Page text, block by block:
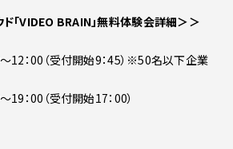
「VIDEO BRAIN」無料体験会詳細＞＞
12：00（受付開始9：45）※50名以下企業
19：00（受付開始17：00）